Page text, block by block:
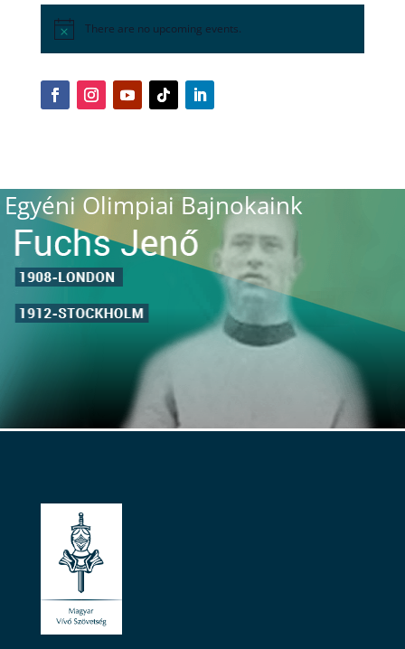
There are no upcoming events.
Egyéni Olimpiai Bajnokaink